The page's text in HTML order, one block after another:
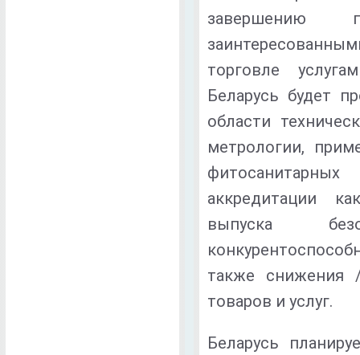
завершению
торговле
Беларусь будет
области
метрологии,
аккредитации
выпуска
также снижения
товаров и услуг.
Беларусь